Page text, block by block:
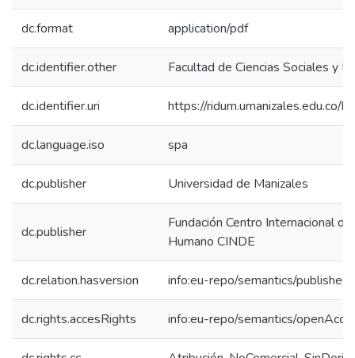
dc.format application/pdf
dc.identifier.other Facultad de Ciencias Sociales y
dc.identifier.uri https://
dc.language.iso spa
dc.publisher Universidad de Manizales
dc.publisher
Fundación Centro Internacional
Humano CINDE
dc.relation.hasversion info:eu-repo/semantics/
dc.rights.accesRights info:eu-repo/semantics/